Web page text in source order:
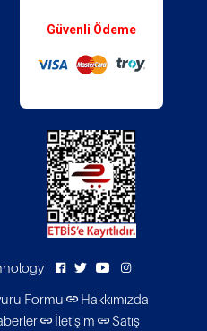
Güvenli Ödeme
Formu
Hakkımızda
İletişim Satış